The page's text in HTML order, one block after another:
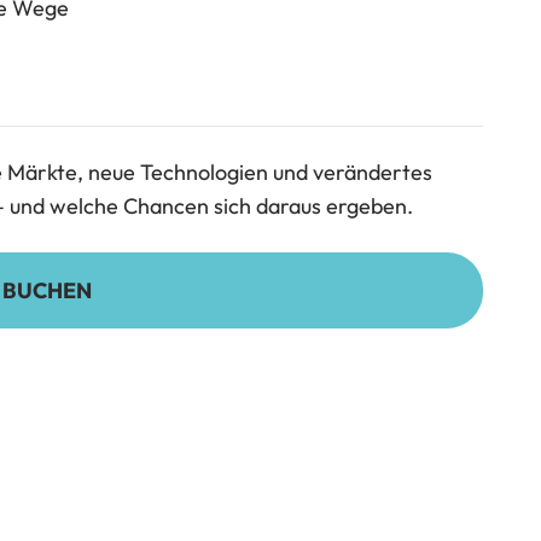
Wege
neue Technologien und verändertes
welche Chancen sich daraus ergeben.